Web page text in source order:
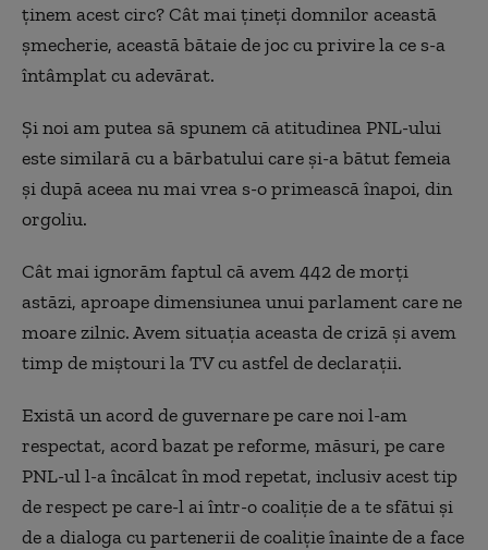
ținem acest circ? Cât mai țineți domnilor această
șmecherie, această bătaie de joc cu privire la ce s-a
întâmplat cu adevărat.
Și noi am putea să spunem că atitudinea PNL-ului
este similară cu a bărbatului care și-a bătut femeia
și după aceea nu mai vrea s-o primească înapoi, din
orgoliu.
Cât mai ignorăm faptul că avem 442 de morți
astăzi, aproape dimensiunea unui parlament care ne
moare zilnic. Avem situația aceasta de criză și avem
timp de miștouri la TV cu astfel de declarații.
Există un acord de guvernare pe care noi l-am
respectat, acord bazat pe reforme, măsuri, pe care
PNL-ul l-a încălcat în mod repetat, inclusiv acest tip
de respect pe care-l ai într-o coaliție de a te sfătui și
de a dialoga cu partenerii de coaliție înainte de a face